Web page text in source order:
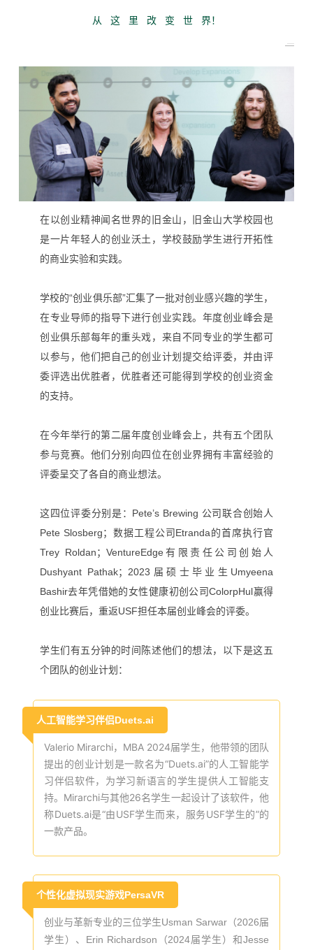
从 这 里 改 变 世 界！
在以创业精神闻名世界的旧金山，旧金山大学校园也
是一片年轻人的创业沃土，学校鼓励学生进行开拓性
的商业实验和实践。
学校的“创业俱乐部”汇集了一批对创业感兴趣的学生，
在专业导师的指导下进行创业实践。 年度创业峰会是
创业俱乐部每年的重头戏，来自不同专业的学生都可
以参与，他们把自己的创业计划提交给评委，并由评
委评选出优胜者，优胜者还可能得到学校的创业资金
的支持。
在今年举行的第二届年度创业峰会上，共有五个团队
参与竞赛。他们分别向四位在创业界拥有丰富经验的
评委呈交了各自的商业想法。
这四位评委分别是：Pete’s Brewing 公司联合创始人
Pete Slosberg；数据工程公司Etranda的首席执行官
Trey Roldan；VentureEdge有限责任公司创始人
Dushyant Pathak；2023届硕士毕业生Umyeena
Bashir去年凭借她的女性健康初创公司ColorpHul赢得
创业比赛后，重返USF担任本届创业峰会的评委。
学生们有五分钟的时间陈述他们的想法，以下是这五
个团队的创业计划：
人工智能学习伴侣Duets.ai
Valerio Mirarchi，MBA 2024届学生，他带领的团队
提出的创业计划是一款名为“Duets.ai”的 人工智能学
习伴侣软件，为学习新语言的学生提供人工智能支
持。Mirarchi与其他26名学生一起设计了该软件，他
称Duets.ai是“由USF学生而来，服务USF学生的”的
一款产品。
个性化虚拟现实游戏PersaVR
创业与革新专业的三位学生Usman Sarwar（2026届
学生）、Erin Richardson（2024届学生）和Jesse